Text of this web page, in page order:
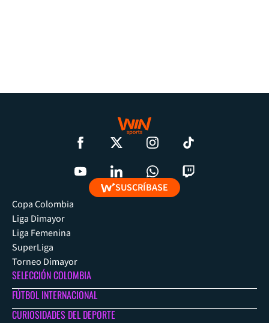
SUSCRÍBASE
Copa Colombia
Liga Dimayor
Liga Femenina
SuperLiga
Torneo Dimayor
SELECCIÓN COLOMBIA
FÚTBOL INTERNACIONAL
CURIOSIDADES DEL DEPORTE